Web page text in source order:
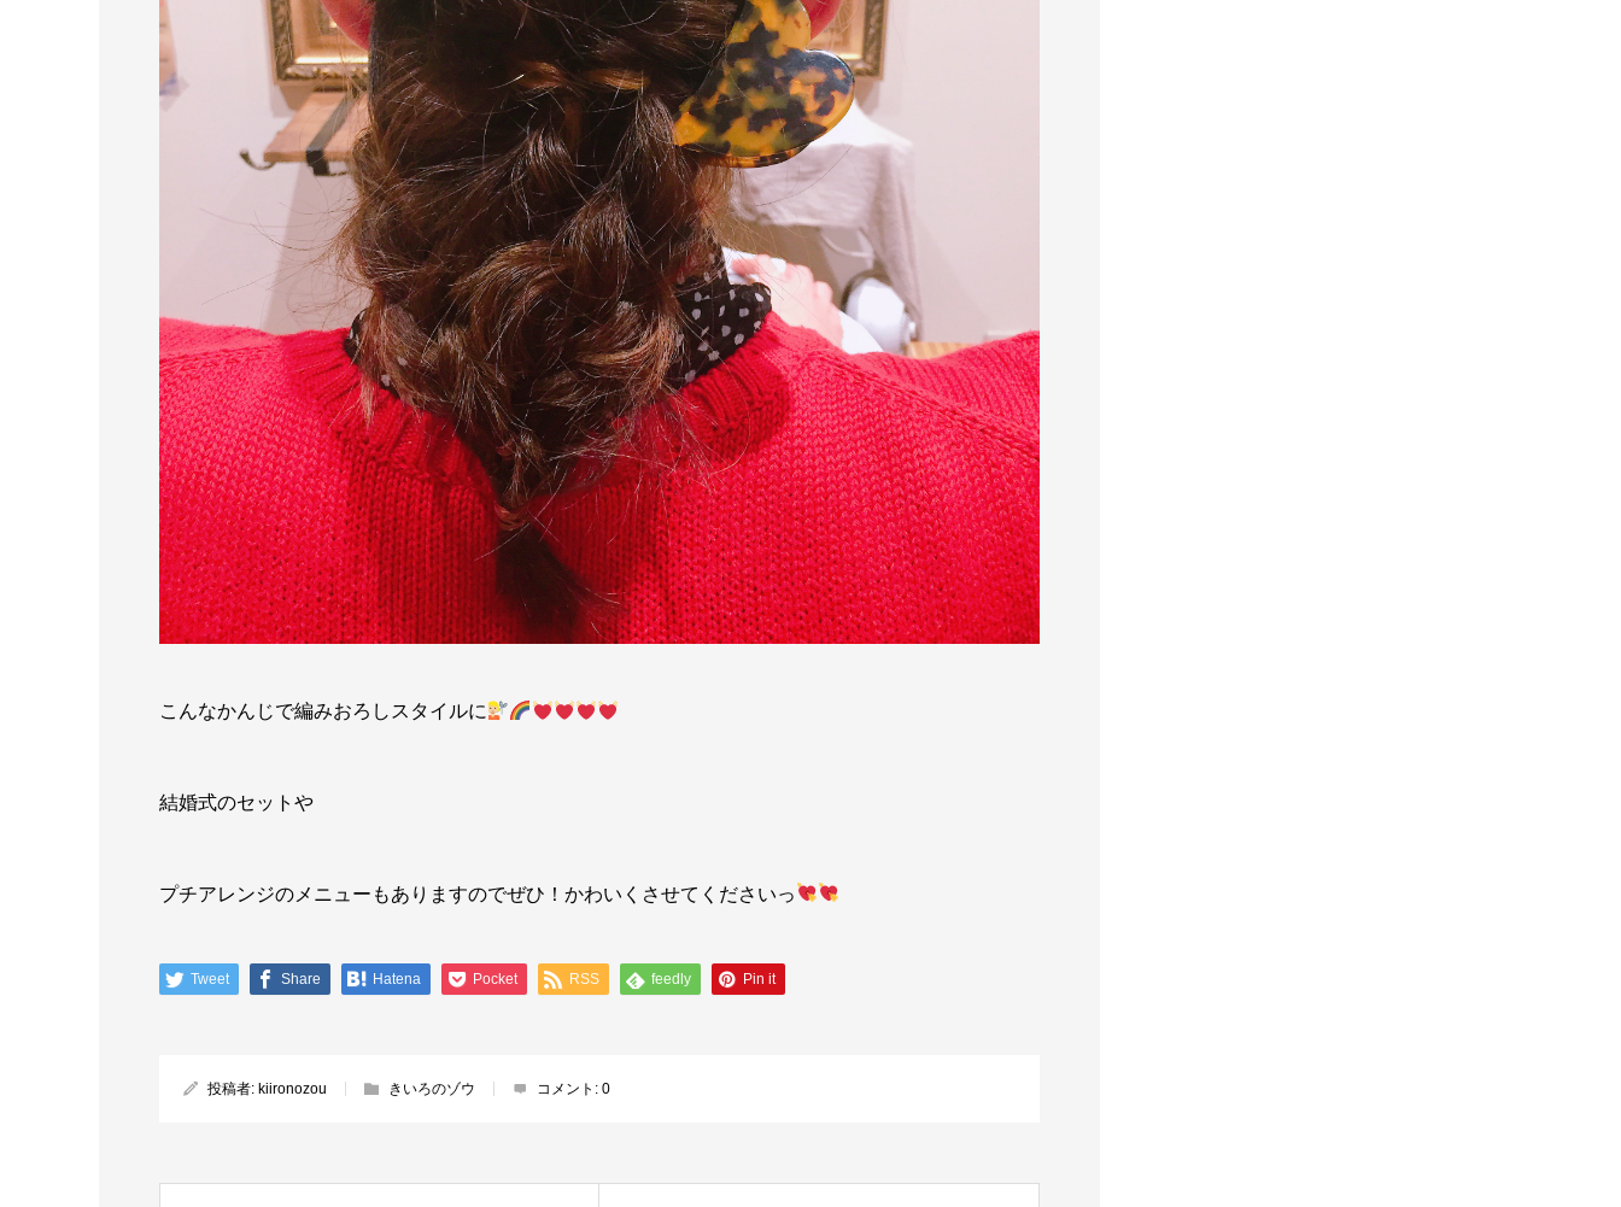
こんなかんじで編みおろしスタイルに
結婚式のセットや
プチアレンジのメニューもありますのでぜひ！かわいくさせてくださいっ
Tweet Share Hatena Pocket RSS feedly Pin it
投稿者: kiironozou きいろのゾウ コメント: 0